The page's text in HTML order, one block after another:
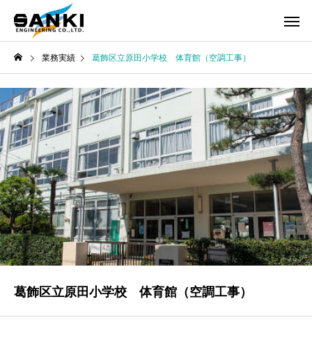
業務実績 葛飾区立原田小学校 体育館（空調工事）
葛飾区立原田小学校 体育館（空調工事）